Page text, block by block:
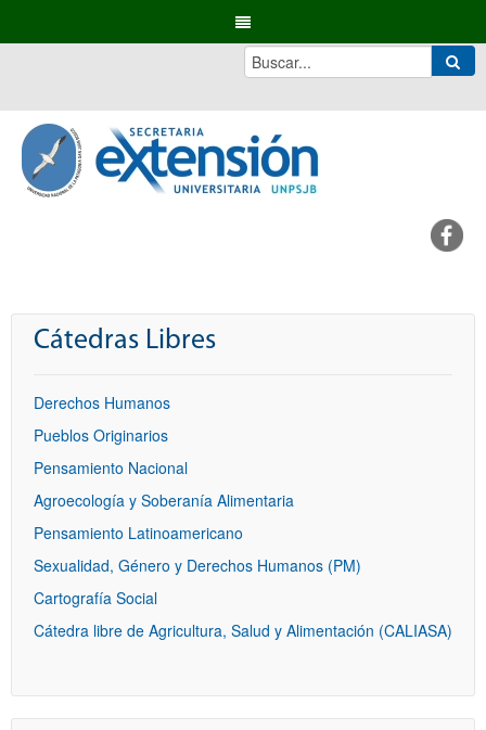
Cátedras Libres
Derechos Humanos
Pueblos Originarios
Pensamiento Nacional
Agroecología y Soberanía Alimentaria
Pensamiento Latinoamericano
Sexualidad, Género y Derechos Humanos (PM)
Cartografía Social
Cátedra libre de Agricultura, Salud y Alimentación (CALIASA)